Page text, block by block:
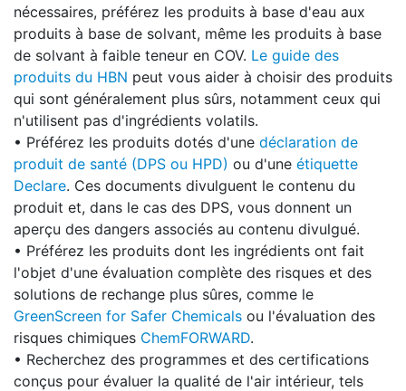
nécessaires, préférez les produits à base d'eau aux
produits à base de solvant, même les produits à base
de solvant à faible teneur en COV. Le guide des
produits du HBN peut vous aider à choisir des produits
qui sont généralement plus sûrs, notamment ceux qui
n'utilisent pas d'ingrédients volatils.
• Préférez les produits dotés d'une déclaration de
produit de santé (DPS ou HPD) ou d'une étiquette
Declare. Ces documents divulguent le contenu du
produit et, dans le cas des DPS, vous donnent un
aperçu des dangers associés au contenu divulgué.
• Préférez les produits dont les ingrédients ont fait
l'objet d'une évaluation complète des risques et des
solutions de rechange plus sûres, comme le
GreenScreen for Safer Chemicals ou l'évaluation des
risques chimiques ChemFORWARD.
• Recherchez des programmes et des certifications
conçus pour évaluer la qualité de l'air intérieur, tels